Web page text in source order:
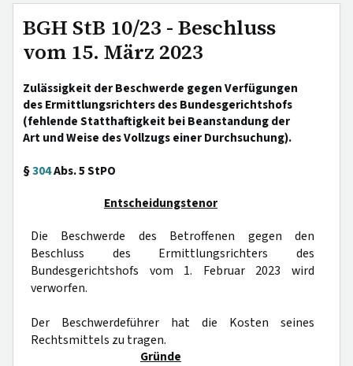
BGH StB 10/23 - Beschluss
vom 15. März 2023
Zulässigkeit der Beschwerde gegen Verfügungen
des Ermittlungsrichters des Bundesgerichtshofs
(fehlende Statthaftigkeit bei Beanstandung der
Art und Weise des Vollzugs einer Durchsuchung).
§304Abs. 5 StPO
Entscheidungstenor
Die Beschwerde des Betroffenen gegen den
Beschluss des Ermittlungsrichters des
Bundesgerichtshofs vom 1. Februar 2023 wird
verworfen.
Der Beschwerdeführer hat die Kosten seines
Rechtsmittels zu tragen.
Gründe